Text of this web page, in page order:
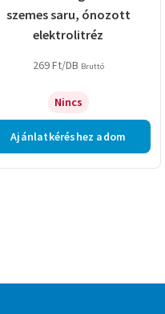
szemes saru, ónozott
elektrolitréz
269Ft/DB Bruttó
Nincs
Ajánlatkéréshez adom